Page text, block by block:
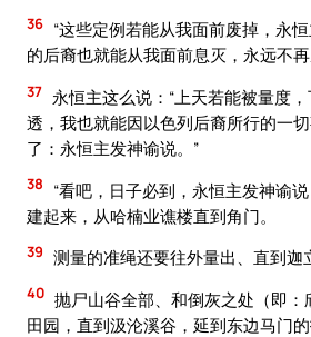
36 “这些定例若能从我面前废掉，永
的后裔也就能从我面前息灭，永远不
37 永恒主这么说：“上天若能被量度
透，我也就能因以色列后裔所行的一
了：永恒主发神谕说。”
38
“看吧，日子必到，永恒主发神谕
建起来，从哈楠业谯楼直到角门。
39 测量的准绳还要往外量出、直到迦
40 抛尸山谷全部、和倒灰之处（即
田园，直到汲沦溪谷，延到东边马门